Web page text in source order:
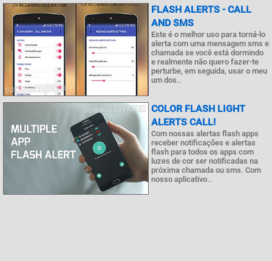
FLASH ALERTS - CALL
AND SMS
Este é o melhor uso para torná-lo
alerta com uma mensagem sms e
chamada se você está dormindo
e realmente não quero fazer-te
perturbe, em seguida, usar o meu
um dos..
COLOR FLASH LIGHT
ALERTS CALL!
Com nossas alertas flash apps
receber notificações e alertas
flash para todos os apps com
luzes de cor ser notificadas na
próxima chamada ou sms. Com
nosso aplicativo..